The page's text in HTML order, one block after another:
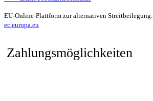
EU-Online-Plattform zur alternativen Streitbeilegung:
ec.europa.eu
Zahlungsmöglichkeiten